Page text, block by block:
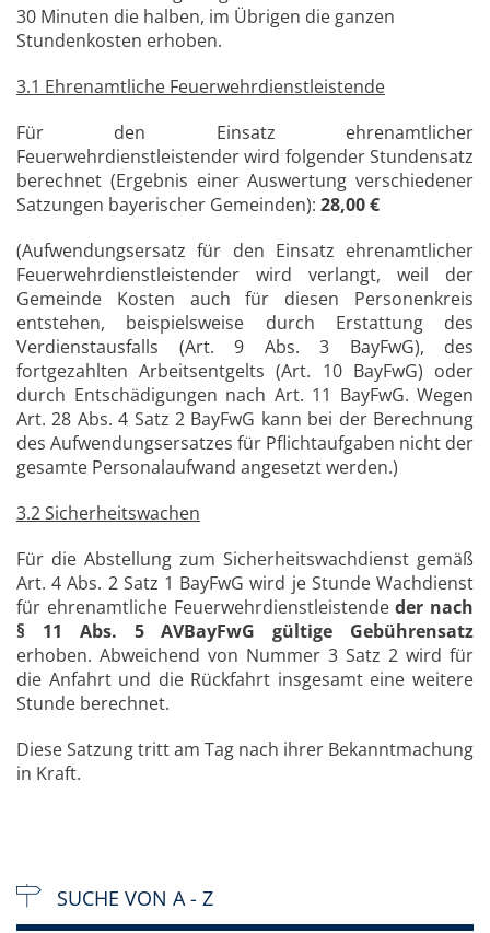
30 Minuten die halben, im Übrigen die ganzen
Stundenkosten erhoben.
3.1 Ehrenamtliche Feuerwehrdienstleistende
Für den Einsatz ehrenamtlicher
Feuerwehrdienstleistender wird folgender Stundensatz
berechnet (Ergebnis einer Auswertung verschiedener
Satzungen bayerischer Gemeinden): 28,00 €
(Aufwendungsersatz für den Einsatz ehrenamtlicher
Feuerwehrdienstleistender wird verlangt, weil der
Gemeinde Kosten auch für diesen Personenkreis
entstehen, beispielsweise durch Erstattung des
Verdienstausfalls (Art. 9 Abs. 3 BayFwG), des
fortgezahlten Arbeitsentgelts (Art. 10 BayFwG) oder
durch Entschädigungen nach Art. 11 BayFwG. Wegen
Art. 28 Abs. 4 Satz 2 BayFwG kann bei der Berechnung
des Aufwendungsersatzes für Pflichtaufgaben nicht der
gesamte Personalaufwand angesetzt werden.)
3.2 Sicherheitswachen
Für die Abstellung zum Sicherheitswachdienst gemäß
Art. 4 Abs. 2 Satz 1 BayFwG wird je Stunde Wachdienst
für ehrenamtliche Feuerwehrdienstleistendeder nach
§ 11 Abs. 5 AVBayFwG gültige Gebührensatz
erhoben. Abweichend von Nummer 3 Satz 2 wird für
die Anfahrt und die Rückfahrt insgesamt eine weitere
Stunde berechnet.
Diese Satzung tritt am Tag nach ihrer Bekanntmachung
in Kraft.
SUCHE VON A - Z